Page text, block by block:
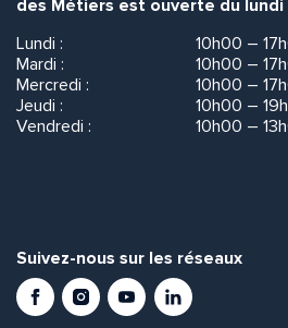
des Métiers est ouverte du lundi
Lundi :
10h00 –
Mardi :
10h00 –
Mercredi :
10h00 –
Jeudi :
10h00 –
Vendredi :
10h00 –
Suivez-nous sur les réseaux
FacebookInstagramYoutubeLinkedIn